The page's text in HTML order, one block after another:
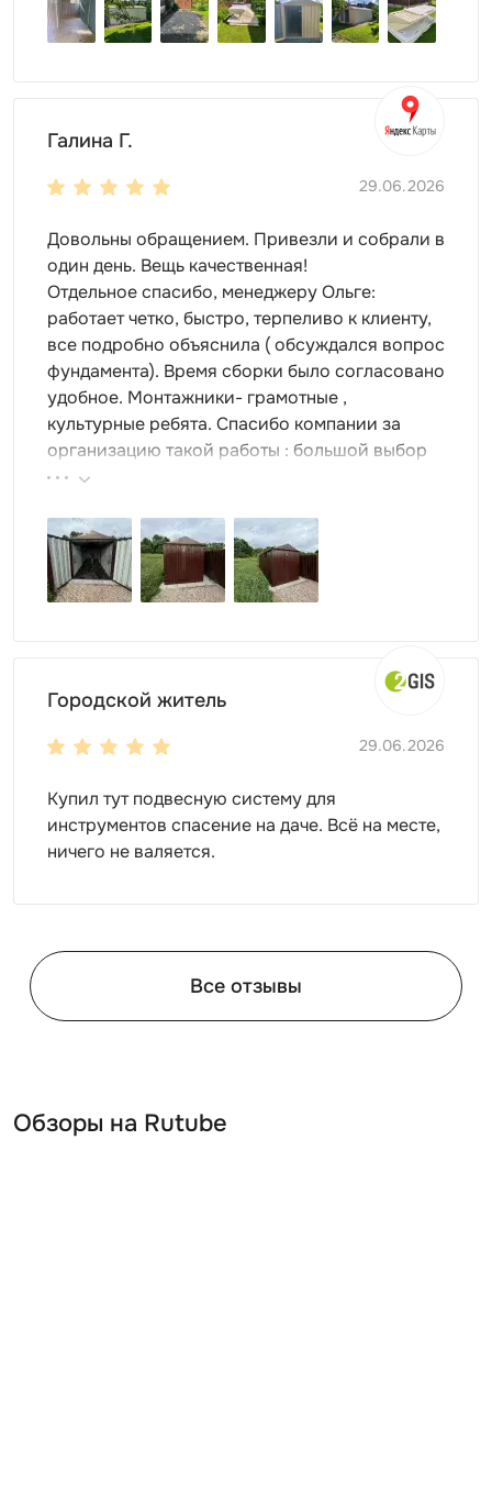
быть использован в качестве склада, мастерской или
Для базовой и дополнительной комплектации
производителей. Изделия отличаются высокой
износоустойчивостью, они адаптированы к
российским условиям эксплуатации.
Оформление хозблока Премиум с
плоской крышей СКОГГИ
Клиенты могут заказать премиальный блок-контейнер
любого оттенка по каталогу RAL, но сейчас среди
заказчиков пользуется популярностью эко-стиль.
Специально для них предлагаем услугу фактурного
окрашивания под дерево, благодаря которому стены
помещения будут выглядеть так, будто они сделаны из
структура годовых колец, мельчайшие дефекты
натуральной древесины). Клиентам доступно
фактурное окрашивание под темный и светлый дуб,
другие породы древесины.
частичное брендирование премиального модуля. В
рамках этой услуги на поверхность стен наносится
сложности. Благодаря такой опции привлекаются
знака. Адаптируем хозблок под ваши цели, для этого
просто свяжитесь с нами, все остальное возьмем на
себя.
Хозблок Премиум с рольставнями и плоской крышей
SKOGGY имеет следующие преимущества:
Конструкция удобно перевозится, как в
собранном, так и разобранном виде.
Галина Г.
29.06.2026
Довольны обращением. Привезли и собрали в
один день. Вещь качественная!
Отдельное спасибо, менеджеру Ольге:
работает четко, быстро, терпеливо к клиенту,
все подробно объяснила ( обсуждался вопрос
фундамента). Время сборки было согласовано
удобное. Монтажники- грамотные ,
культурные ребята. Спасибо компании за
организацию такой работы : большой выбор
продукции, реальные цены.
Городской житель
29.06.2026
Купил тут подвесную систему для
инструментов спасение на даче. Всё на месте,
ничего не валяется.
Все отзывы
Обзоры на Rutube